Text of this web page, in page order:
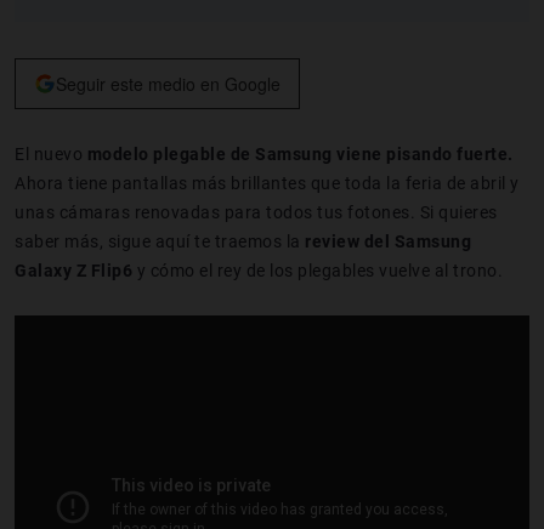
Seguir este medio en Google
El nuevo modelo plegable de Samsung viene pisando fuerte.
Ahora tiene pantallas más brillantes que toda la feria de abril y
unas cámaras renovadas para todos tus fotones. Si quieres
saber más, sigue aquí te traemos la review del Samsung
Galaxy Z Flip6 y cómo el rey de los plegables vuelve al trono.